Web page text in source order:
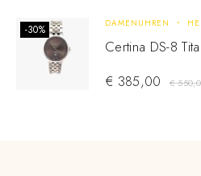
-30% DAMENUHREN
Certina DS-8
€
€ 385,00